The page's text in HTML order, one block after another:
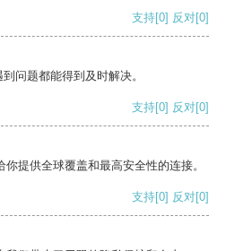
支持[0] 反对[0]
问题都能得到及时解决。
支持[0] 反对[0]
提供全球覆盖和最高安全性的连接。
支持[0] 反对[0]